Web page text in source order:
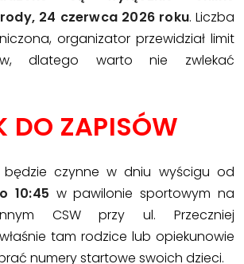
24 czerwca 2026 roku. Liczba
organizator przewidział limit
dlatego warto nie zwlekać
DO ZAPISÓW
będzie czynne w dniu wyścigu od
10:45 w pawilonie sportowym na
CSW przy ul. Przeczniej
tam rodzice lub opiekunowie
numery startowe swoich dzieci.